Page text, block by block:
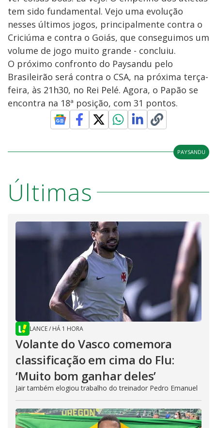
tem sido fundamental. Vejo uma evolução
nesses últimos jogos, principalmente contra o
Criciúma e contra o Goiás, que conseguimos um
volume de jogo muito grande - concluiu.
O próximo confronto do Paysandu pelo
Brasileirão será contra o CSA, na próxima terça-
feira, às 21h30, no Rei Pelé. Agora, o Papão se
encontra na 18ª posição, com 31 pontos.
PAYSANDU
Últimas
LANCE/ HÁ 1 HORA
Volante do Vasco comemora
classificação em cima do Flu:
‘Muito bom ganhar deles’
Jair também elogiou trabalho do treinador Pedro Emanuel